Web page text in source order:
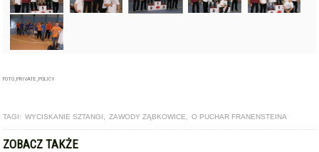
FOTO_PRIVATE_POLICY
TAGI: WYCISKANIE SZTANGI ZAWODY ZĄBKOWICE O PUCHAR FRANENSTEINA
ZOBACZ TAKŻE